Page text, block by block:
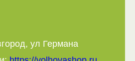
ул Германа